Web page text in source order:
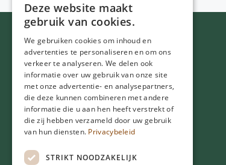
Contatto
NGD Care
Hoofdstraat 11
9433 PA Zwiggelte
06 - 25 05 05 53
info@ngdcare.nl
Deze website maakt
gebruik van cookies.
We gebruiken cookies om inhoud en
advertenties te personaliseren en om ons
verkeer te analyseren. We delen ook
informatie over uw gebruik van onze site
met onze advertentie- en analysepartners,
die deze kunnen combineren met andere
informatie die u aan hen heeft verstrekt of
die zij hebben verzameld door uw gebruik
van hun diensten. Privacybeleid
STRIKT NOODZAKELIJK